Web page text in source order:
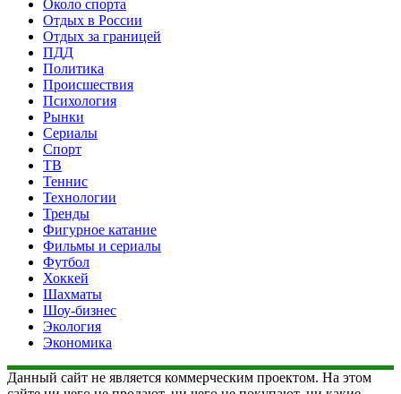
Около спорта
Отдых в России
Отдых за границей
ПДД
Политика
Происшествия
Психология
Рынки
Сериалы
Спорт
ТВ
Теннис
Технологии
Тренды
Фигурное катание
Фильмы и сериалы
Футбол
Хоккей
Шахматы
Шоу-бизнес
Экология
Экономика
Данный сайт не является коммерческим проектом. На этом